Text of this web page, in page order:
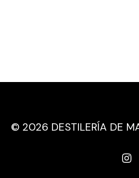
© 2026 DESTILERÍA DE